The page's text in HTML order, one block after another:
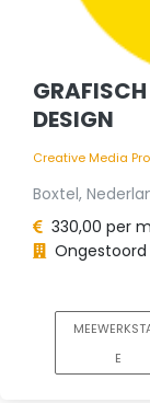
DESIGN
Creative Media
Boxtel,
330,00 per
Ongestoord
E